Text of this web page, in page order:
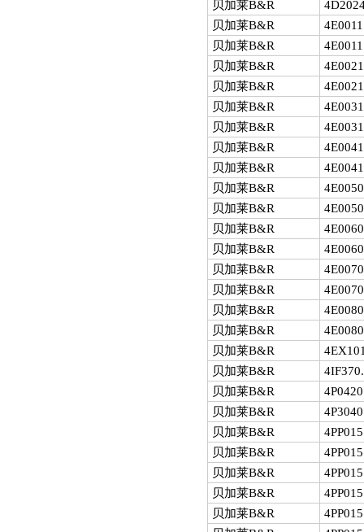
贝加莱B&R
贝加莱B&R
贝加莱B&R
贝加莱B&R
贝加莱B&R
贝加莱B&R
贝加莱B&R
贝加莱B&R
贝加莱B&R
贝加莱B&R
贝加莱B&R
贝加莱B&R
贝加莱B&R
贝加莱B&R
贝加莱B&R
贝加莱B&R
贝加莱B&R
贝加莱B&R
贝加莱B&R
贝加莱B&R
贝加莱B&R
贝加莱B&R
贝加莱B&R
贝加莱B&R
贝加莱B&R
贝加莱B&R